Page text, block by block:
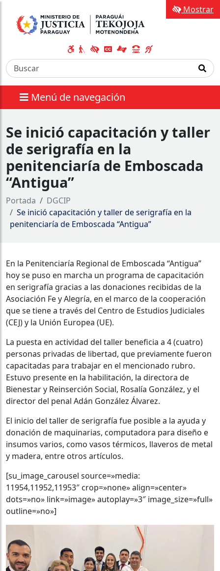
Menú de navegación
Mostrar
Se inició capacitación y taller
de serigrafía en la
penitenciaría de Emboscada
“Antigua”
Portada
DGCIP
Se inició capacitación y taller de serigrafía en la
penitenciaría de Emboscada “Antigua”
En la Penitenciaría Regional de Emboscada “Antigua”
hoy se puso en marcha un programa de capacitación
en serigrafía gracias a las donaciones recibidas de la
Asociación Fe y Alegría, en el marco de la cooperación
que se tiene a través del Centro de Estudios Judiciales
(CEJ) y la Unión Europea (UE).
La puesta en actividad del taller beneficia a 4 (cuatro)
personas privadas de libertad, que previamente fueron
capacitadas para trabajar en el mencionado rubro.
Estuvo presente en la habilitación, la directora de
Bienestar y Reinserción Social, Rosalía González, y el
director del penal Adán González Álvarez.
El inicio del taller de serigrafía fue posible a la ayuda y
donación de maquinarias, computadora para diseño e
insumos varios, como vasos térmicos, llaveros de metal
y madera, entre otros artículos.
[su_image_carousel source=»media:
11954,11952,11953″ crop=»none» align=»center»
dots=»no» link=»image» autoplay=»3″ image_size=»full»
outline=»no»]